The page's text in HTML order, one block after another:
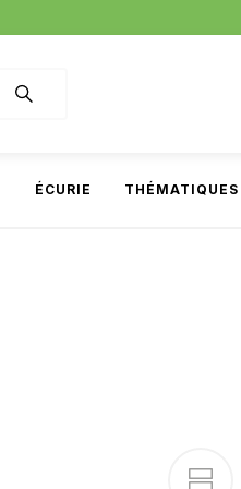
ÉCURIE THÉMATIQUES